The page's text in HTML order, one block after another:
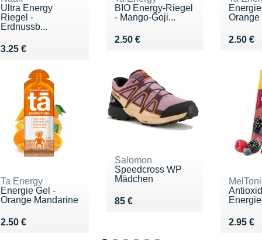
Ultra Energy
Riegel -
Erdnussb...
3.25 €
Vendu 3.25 €
BIO Energy-Riegel
- Mango-Goji...
2.50 €
Vendu 2.50 €
Orange
2.50 €
Vendu
Ta Energy
Energie Gel -
Orange Mandarine
2.50 €
Vendu 2.50 €
Salomon
Speedcross WP
Mädchen
85 €
Vendu 85 €
2.95 €
Vendu